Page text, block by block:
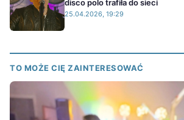
disco polo trafiła do sieci
25.04.2026, 19:29
TO MOŻE CIĘ ZAINTERESOWAĆ